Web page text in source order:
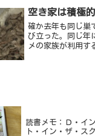
空き家は積極
確か去年も同じ巣
び立った。同じ年
メの家族が利用す
読書メモ：Ｄ・イ
ト・イン・ザ・ス